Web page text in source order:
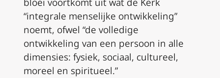
“integrale menselijke ontwikkeling”
noemt, ofwel “de volledige
ontwikkeling van een persoon in alle
dimensies: fysiek, sociaal, cultureel,
moreel en spiritueel.”